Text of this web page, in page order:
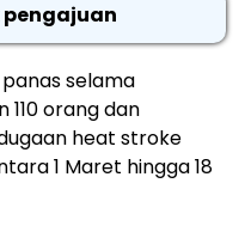
pengajuan
selama
orang dan
heat stroke
1 Maret hingga 18